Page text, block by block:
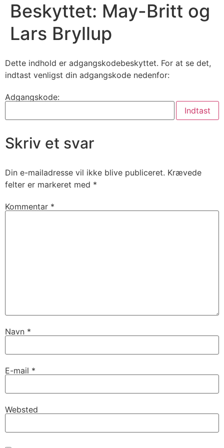
Beskyttet: May-Britt og
Lars Bryllup
Dette indhold er adgangskodebeskyttet. For at se det,
indtast venligst din adgangskode nedenfor:
Adgangskode:
Skriv et svar
Din e-mailadresse vil ikke blive publiceret. Krævede
felter er markeret med *
Kommentar *
Navn *
E-mail *
Websted